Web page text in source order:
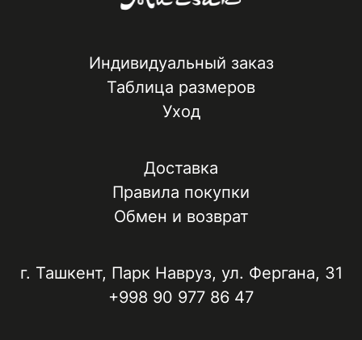
Индивидуальный заказ
Таблица размеров
Уход
Доставка
Правила покупки
Обмен и возврат
г. Ташкент, ​Парк Навруз​, ул. Фергана, 31
+998 90 977 86 47